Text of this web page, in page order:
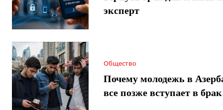
эксперт
Общество
Почему молодежь в
все позже вступает в брак